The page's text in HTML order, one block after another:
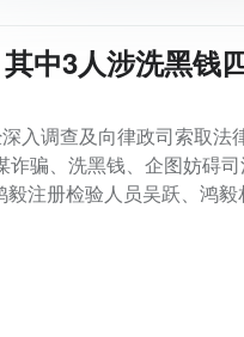
中3人涉洗黑钱
入调查及向律政司索取
骗、洗黑钱、企图妨碍
注册检验人员吴跃、鸿